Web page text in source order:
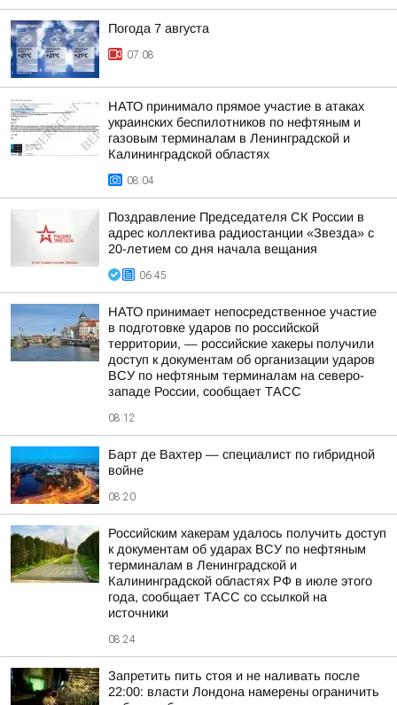
Погода 7 августа
07:08
НАТО принимало прямое участие в атаках
украинских беспилотников по нефтяным и
газовым терминалам в Ленинградской и
Калининградской областях
08:04
Поздравление Председателя СК России в
адрес коллектива радиостанции «Звезда» с
20-летием со дня начала вещания
06:45
НАТО принимает непосредственное участие
в подготовке ударов по российской
территории, — российские хакеры получили
доступ к документам об организации ударов
ВСУ по нефтяным терминалам на северо-
западе России, сообщает ТАСС
08:12
Барт де Вахтер — специалист по гибридной
войне
08:20
Российским хакерам удалось получить доступ
к документам об ударах ВСУ по нефтяным
терминалам в Ленинградской и
Калининградской областях РФ в июле этого
года, сообщает ТАСС со ссылкой на
источники
08:24
Запретить пить стоя и не наливать после
22:00: власти Лондона намерены ограничить